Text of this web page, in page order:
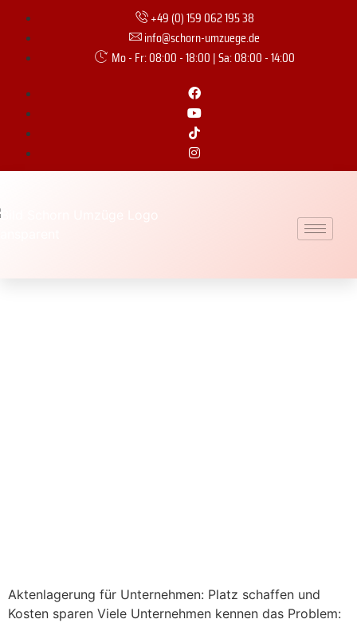
+49 (0) 159 062 195 38
info@schorn-umzuege.de
Mo - Fr: 08:00 - 18:00 | Sa: 08:00 - 14:00
Aktenlagerung für Unternehmen: Platz schaffen und
Kosten sparen Viele Unternehmen kennen das Problem: